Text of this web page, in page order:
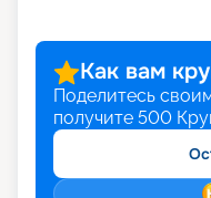
Как вам
Поделитесь
получите 500